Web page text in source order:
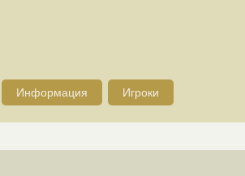
Информация Игроки